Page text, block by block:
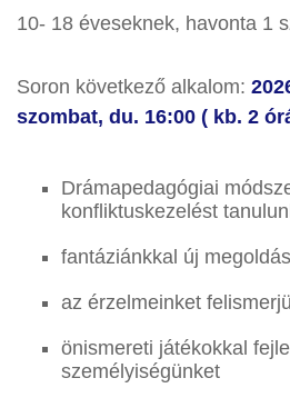
10- 18 éveseknek, havonta 1
Soron következő alkalom:
szombat, du. 16:00 ( kb. 2
Drámapedagógiai
konfliktuskezelést
fantáziánkkal új
az érzelmeinket
önismereti játékokkal
személyiségünket